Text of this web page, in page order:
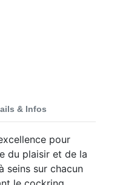
& Infos
pour
du plaisir et de la
seins sur chacun